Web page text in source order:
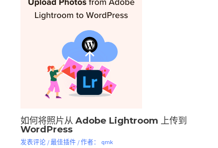
如何将照片从 Adob​​e Lightroom 上传到
WordPress
发表评论 /最佳插件/ 作者： qmk